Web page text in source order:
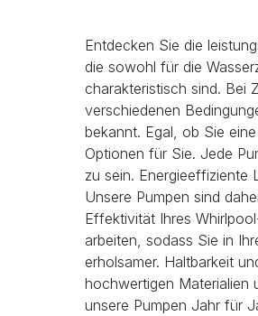
Entdecken Sie die
die sowohl für die
charakteristisch sind. Bei
verschiedenen
bekannt. Egal, ob Sie
Optionen für Sie. Jede
zu sein. Energieeffiziente
Unsere Pumpen sind
Effektivität Ihres
arbeiten, sodass Sie in
erholsamer. Haltbarkeit
hochwertigen Materialien
unsere Pumpen Jahr für